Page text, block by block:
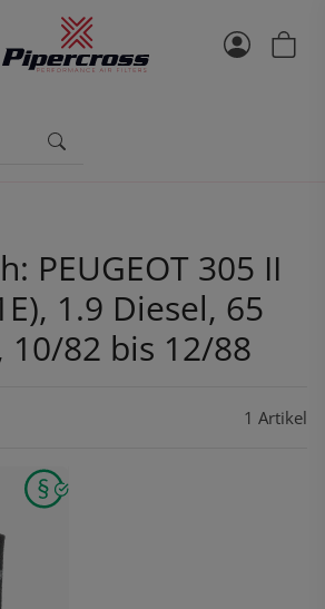
PEUGEOT 305 II
1.9 Diesel, 65
10/82 bis 12/88
1 Artikel